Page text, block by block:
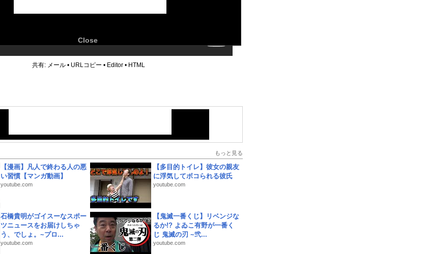
Close
共有: メール • URLコピー • Editor • HTML
もっと見る
【漫画】凡人で終わる人の悪
い習慣【マンガ動画】
youtube.com
【多目的トイレ】彼女の親友
に浮気してボコられる彼氏
youtube.com
石橋貴明がゴイスーなスポー
ツニュースをお届けしちゃ
う、でしょ。~プロ...
youtube.com
【鬼滅一番くじ】リベンジな
るか!? よゐこ有野が一番く
じ 鬼滅の刃 ~弐...
youtube.com